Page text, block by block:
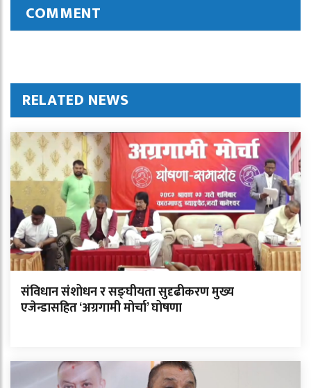
COMMENT
RELATED NEWS
संविधान संशोधन र सङ्घीयता सुदृढीकरण मुख्य
एजेन्डासहित ‘अग्रगामी मोर्चा’ घोषणा